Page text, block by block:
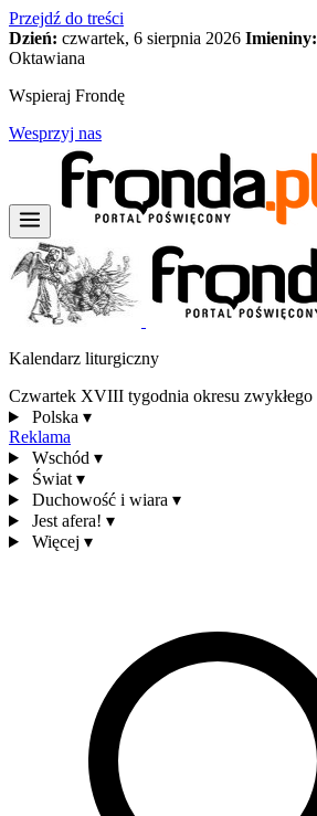
Przejdź do treści
Dzień: czwartek, 6 sierpnia 2026 Imieniny:
Oktawiana
Wspieraj Frondę
Wesprzyj nas
Kalendarz liturgiczny
Czwartek XVIII tygodnia okresu zwykłego
Polska ▾
Reklama
Wschód ▾
Świat ▾
Duchowość i wiara ▾
Jest afera! ▾
Więcej ▾